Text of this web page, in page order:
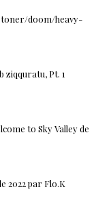
doom/heavy-
ziqquratu, Pt. 1
to Sky Valley de
2022 par Flo.K